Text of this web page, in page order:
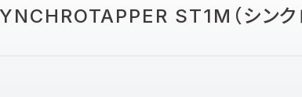
ST1M（シンク